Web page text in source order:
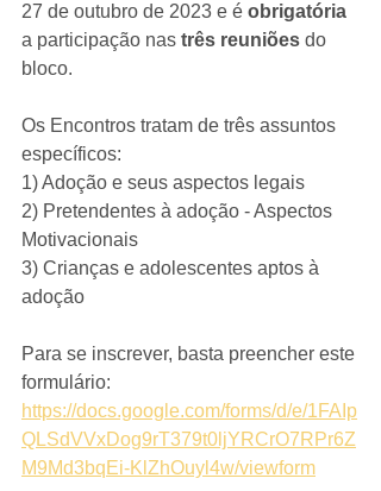
27 de outubro de 2023 e é obrigatória
a participação nas três reuniões do
bloco.
Os Encontros tratam de três assuntos
específicos:
1) Adoção e seus aspectos legais
2) Pretendentes à adoção - Aspectos
Motivacionais
3) Crianças e adolescentes aptos à
adoção
Para se inscrever, basta preencher este
formulário:
https://docs.google.com/forms/d/e/1FAIp
QLSdVVxDog9rT379t0ljYRCrO7RPr6Z
M9Md3bqEi-KlZhOuyl4w/viewform